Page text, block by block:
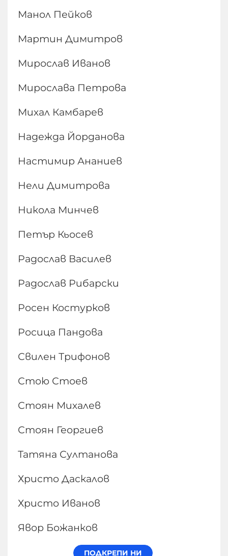
Манол Пейков
Мартин Димитров
Мирослав Иванов
Мирослава Петрова
Михал Камбарев
Надежда Йорданова
Настимир Ананиев
Нели Димитрова
Никола Минчев
Петър Кьосев
Радослав Василев
Радослав Рибарски
Росен Костурков
Росица Пандова
Свилен Трифонов
Стою Стоев
Стоян Михалев
Стоян Георгиев
Татяна Султанова
Христо Даскалов
Христо Иванов
Явор Божанков